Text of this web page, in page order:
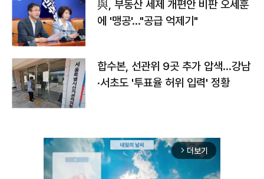
與, 부동산 세제 개편안 비판 오세훈
에 '맹공'…"공급 억제기"
합수본, 선관위 9곳 추가 압색…강남
·서초도 '투표율 허위 입력' 정황
arrow_forward_ios 더보기